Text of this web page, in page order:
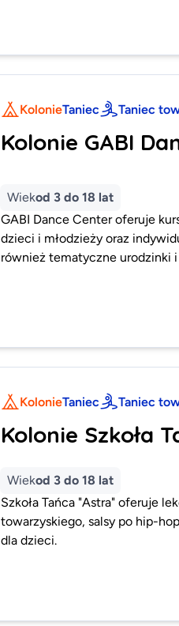
KolonieTaniec Taniec
Kolonie GABI
Wiekod 3 do 18 lat
GABI Dance Center oferuje
dzieci i młodzieży oraz
również tematyczne urodzinki i
KolonieTaniec Taniec
Kolonie Szkoła
Wiekod 3 do 18 lat
Szkoła Tańca "Astra" oferuje
towarzyskiego, salsy po hip-
dla dzieci.